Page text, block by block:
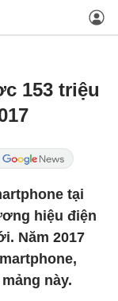
153 triệu
tại
hiệu điện
Năm 2017
này.